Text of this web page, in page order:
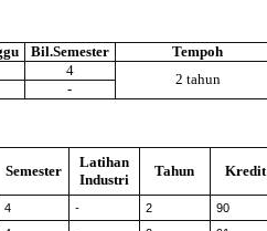
Bil.Semester
Tempoh
4
2 tahun
-
Semester
Latihan
Industri
Tahun Kredit
4 - 2
90